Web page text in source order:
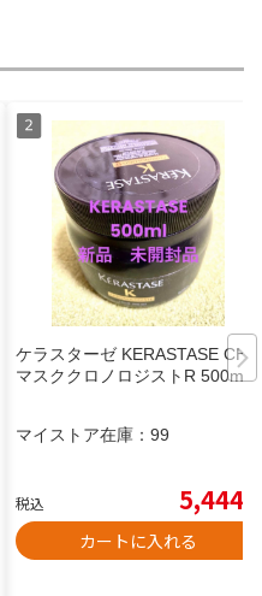
ケラスターゼ KERASTASE CH
マスククロノロジストR 500ml
マイストア在庫： 99
税込 5,444
カートに入れる